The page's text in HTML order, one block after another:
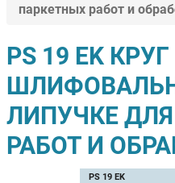
паркетных работ и
PS 19 EK КРУГ
ЛИПУЧКЕ
РАБОТ И
PS 19 EK